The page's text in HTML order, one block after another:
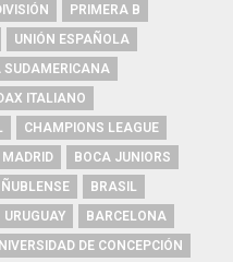
PRIMERA B
UNIÓN ESPAÑOLA
SUDAMERICANA
ITALIANO
CHAMPIONS LEAGUE
MADRID
BOCA JUNIORS
ÑUBLENSE
BRASIL
URUGUAY
BARCELONA
DE CONCEPCIÓN